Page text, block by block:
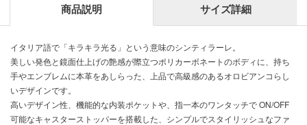
商品説明 サイズ詳細
イタリア語で「キラキラ光る」という意味のシンティラーレ。
美しい発色と鏡面仕上げの艶感が際立つポリカーボネートのボディに、持ち
手やエンブレムに本革をあしらった、上品で高級感のあるオロビアンコらし
いデザインです。
高いデザイン性、機能的な内装ポケットや、指一本のワンタッチで ON/OFF
可能なキャスターストッパーを搭載した、シンプルでスタイリッシュなファ